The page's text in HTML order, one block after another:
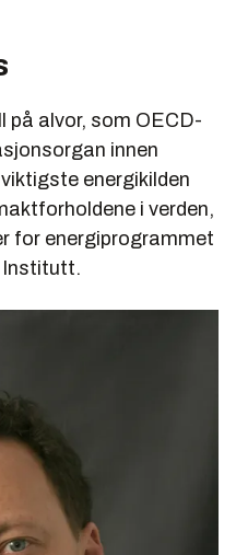
på alvor, som OECD-
innen
energikilden
i verden,
for energiprogrammet
Institutt.